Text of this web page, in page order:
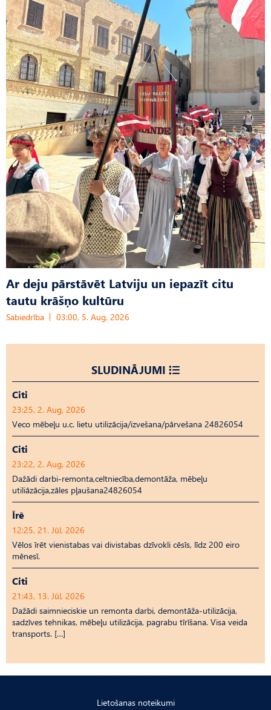
Ar deju pārstāvēt Latviju un iepazīt citu
tautu krāšņo kultūru
Sabiedrība 03:00, 5. Aug, 2026
SLUDINĀJUMI
Citi
23:25, 2. Aug, 2026
Veco mēbeļu u.c. lietu utilizācija/izvešana/pārvešana 24826054
Citi
23:22, 2. Aug, 2026
Dažādi darbi-remonta,celtniecība,demontāža, mēbeļu
utiliāzācija,zāles pļaušana24826054
Īrē
12:25, 21. Jūl, 2026
Vēlos īrēt vienistabas vai divistabas dzīvokli cēsīs, līdz 200 eiro
mēnesī.
Citi
21:43, 13. Jūl, 2026
Dažādi saimnieciskie un remonta darbi, demontāža-utilizācija,
sadzīves tehnikas, mēbeļu utilizācija, pagrabu tīrīšana. Visa veida
transports. […]
Lietošanas noteikumi